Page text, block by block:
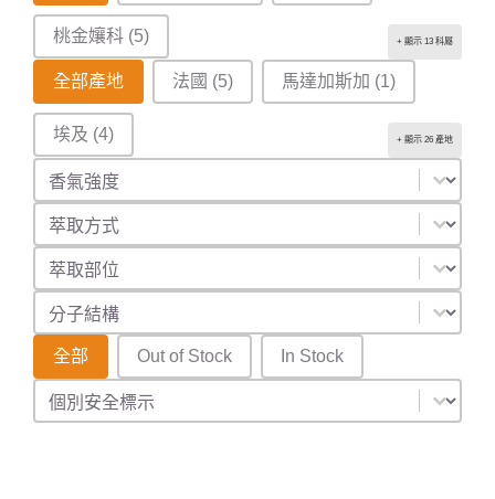
桃金孃科 (5) + 顯示 13 科屬
產地
全部產地 法國 (5) 馬達加斯加 (1)
埃及 (4) + 顯示 26 產地
香氣強度
Select content
萃取方式
Select content
萃取部位
Select content
分子結構
Select content
庫存狀態
全部 Out of Stock In Stock
安全識別
Select content